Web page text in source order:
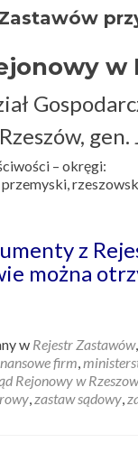
w
– okręgi:
z
można
w Rejestr Zastawów,
firm,
Rejonowy w
,zastaw sądowy,